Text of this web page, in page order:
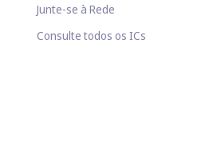
Junte-se à Rede
Consulte todos os ICs